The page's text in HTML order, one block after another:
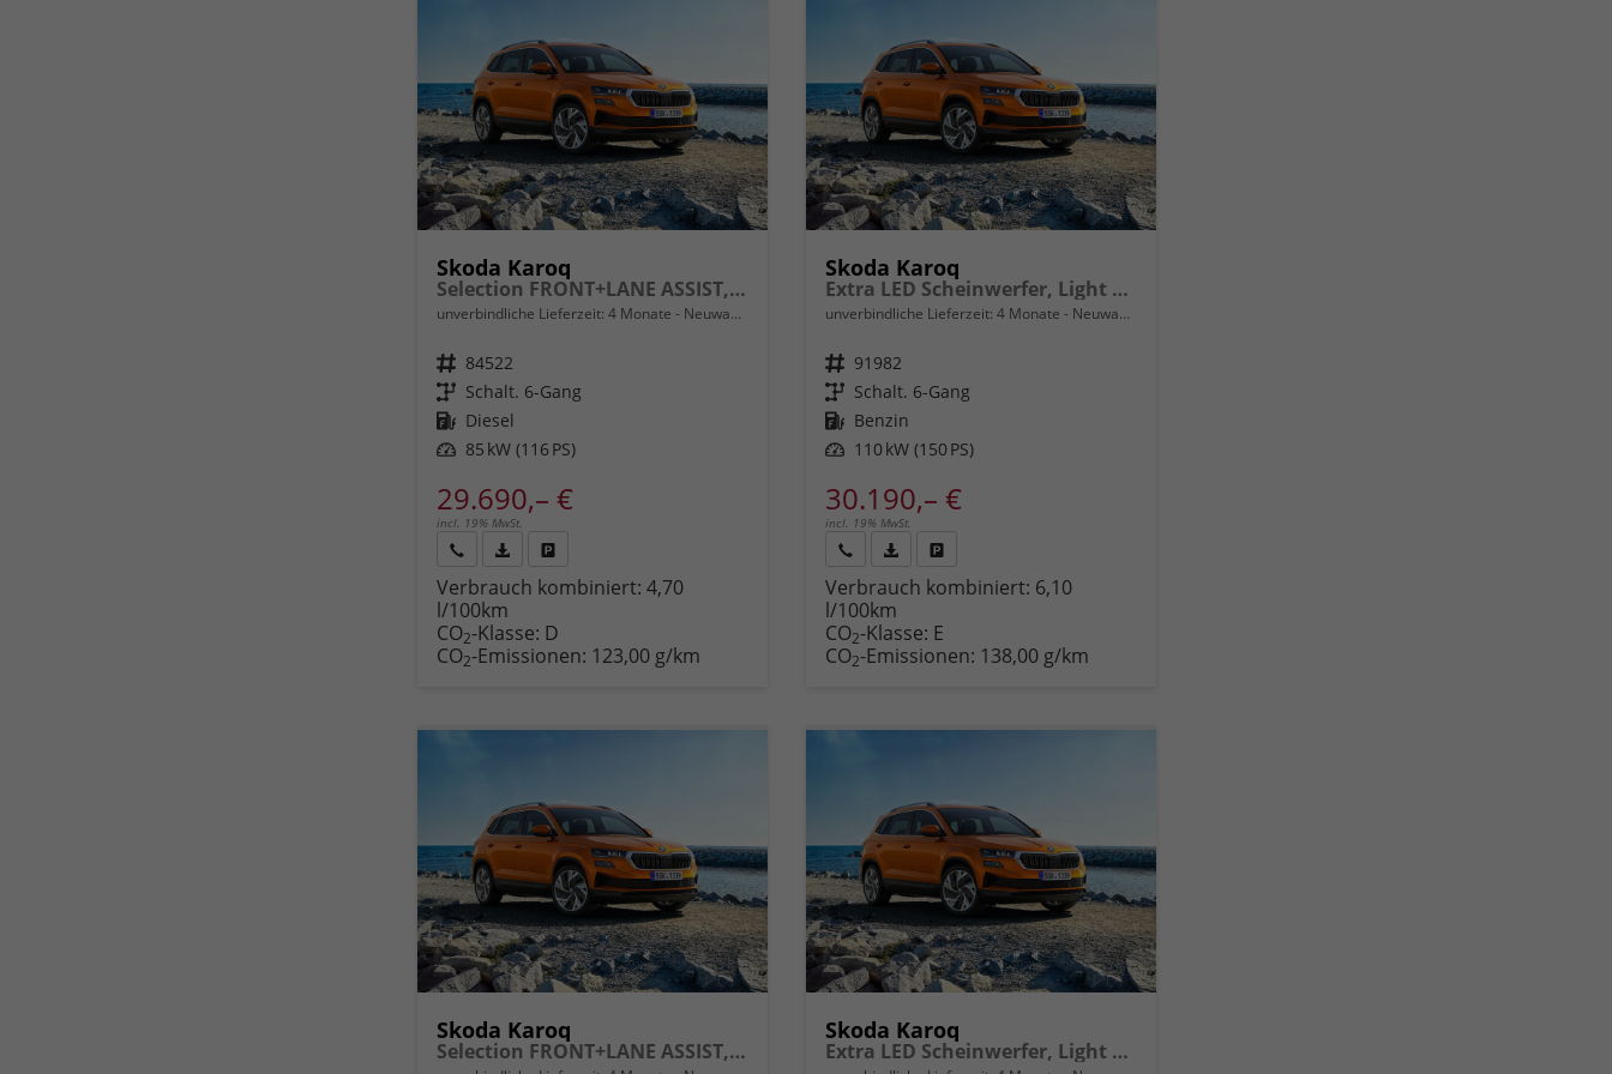
Skoda Karoq
Selection FRONT+LANE ASSIST, Light&Rain 8" Entertainment, virtuelles Cockpit, Climatronic, Parksensoren, Sitzhzg., 16" ALU uvm.
unverbindliche Lieferzeit: 4 Monate Neuwagen
Fahrzeugnr. 84522
Getriebe Schalt. 6-Gang
Kraftstoff Diesel
Leistung 85 kW (116 PS)
29.690,– €
incl. 19% MwSt.
anfordernDatei,
Fahrzeugexposé
drucken
drucken,
oder
vergleichen
Verbrauch kombiniert: 4,70
l/100km
CO2-Klasse: D
CO2-Emissionen: 123,00 g/km
Skoda Karoq
Extra LED Scheinwerfer, Light +Rain Assist, Front + Lane 8" Entertainment, ESP mit ABS, MSR, ASR, EDS, HBA, DSR, RBS, MKB,Climatronic, Parksensoren, Sitzhzg., 17" ALU uvm.
unverbindliche Lieferzeit: 4 Monate Neuwagen
Fahrzeugnr. 91982
Getriebe Schalt. 6-Gang
Kraftstoff Benzin
Leistung 110 kW (150 PS)
30.190,– €
incl. 19% MwSt.
anfordernDatei,
Fahrzeugexposé
drucken
drucken,
oder
vergleichen
Verbrauch kombiniert: 6,10
l/100km
CO2-Klasse: E
CO2-Emissionen: 138,00 g/km
Skoda Karoq
Selection FRONT+LANE ASSIST, Light&Rain 8" Entertainment, virtuelles Cockpit, Climatronic, Parksensoren, Sitzhzg., 16" ALU uvm.
Skoda Karoq
Extra LED Scheinwerfer, Light +Rain Assist, Front + Lane 8" Entertainment, ESP mit ABS, MSR, ASR, EDS, HBA, DSR, RBS, MKB,Climatronic, Parksensoren, Sitzhzg., 17" ALU uvm.